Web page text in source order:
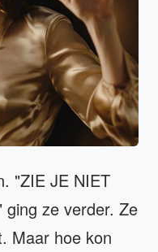
"ZIE JE NIET
ging ze verder. Ze
Maar hoe kon